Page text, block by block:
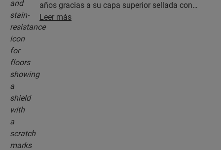
años gracias a su capa superior sellada con
tecnología Stain Guard y Scratch Guard. Esta
capa garantiza una protección superior frente a
Leer más